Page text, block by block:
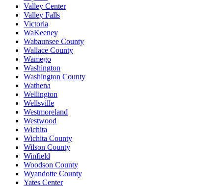
Valley Center
Valley Falls
Victoria
WaKeeney
Wabaunsee County
Wallace County
Wamego
Washington
Washington County
Wathena
Wellington
Wellsville
Westmoreland
Westwood
Wichita
Wichita County
Wilson County
Winfield
Woodson County
Wyandotte County
Yates Center